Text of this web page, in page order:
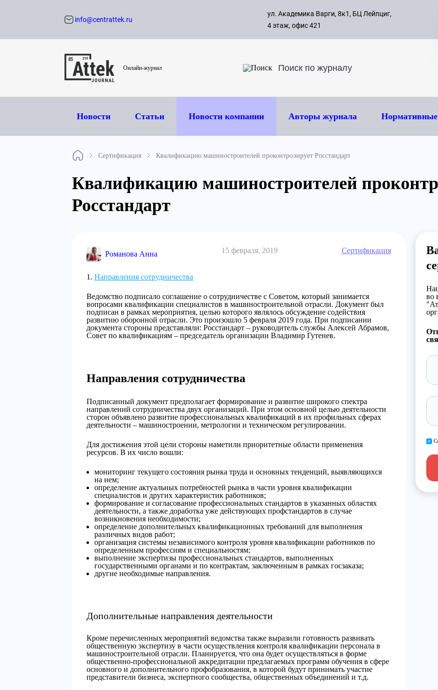
с 09:00
8 495
info@centrattek.ru
ул. Академика Варги, 8к1, БЦ Лейпциг,
4 этаж, офис 421
Онлайн-журнал
Новости Статьи Новости компании Авторы журнала
Сертификация Квалификацию машиностроителей проконтролирует Росстандарт
Квалификацию машиностроителей
Росстандарт
Романова Анна 15 февраля, 2019 Сертификация
Направления сотрудничества
Ведомство подписало соглашение о сотрудничестве с Советом, который занимается
вопросами квалификации специалистов в машиностроительной отрасли. Документ был
подписан в рамках мероприятия, целью которого являлось обсуждение содействия
развитию оборонной отрасли. Это произошло 5 февраля 2019 года. При подписании
документа стороны представляли: Росстандарт – руководитель службы Алексей Абрамов,
Совет по квалификациям – председатель организации Владимир Гутенев.
Направления сотрудничества
Подписанный документ предполагает формирование и развитие широкого спектра
направлений сотрудничества двух организаций. При этом основной целью деятельности
сторон объявлено развитие профессиональных квалификаций в их профильных сферах
деятельности – машиностроении, метрологии и техническом регулировании.
Для достижения этой цели стороны наметили приоритетные области применения
ресурсов. В их число вошли:
мониторинг текущего состояния рынка труда и основных тенденций, выявляющихся
на нем;
определение актуальных потребностей рынка в части уровня квалификации
специалистов и других характеристик работников;
формирование и согласование профессиональных стандартов в указанных областях
деятельности, а также доработка уже действующих профстандартов в случае
возникновения необходимости;
определение дополнительных квалификационных требований для выполнения
различных видов работ;
организация системы независимого контроля уровня квалификации работников по
определенным профессиям и специальностям;
выполнение экспертизы профессиональных стандартов, выполненных
государственными органами и по контрактам, заключенным в рамках госзаказа;
другие необходимые направления.
Дополнительные направления деятельности
Кроме перечисленных мероприятий ведомства также выразили готовность развивать
общественную экспертизу в части осуществления контроля квалификации персонала в
машиностроительной отрасли. Планируется, что она будет осуществляться в форме
общественно-профессиональной аккредитации предлагаемых программ обучения в сфере
основного и дополнительного профобразования, в которой будут принимать участие
представители бизнеса, экспертного сообщества, общественных объединений и т.д.
во